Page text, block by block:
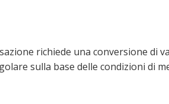
richiede una conversione di
sulla base delle condizioni di